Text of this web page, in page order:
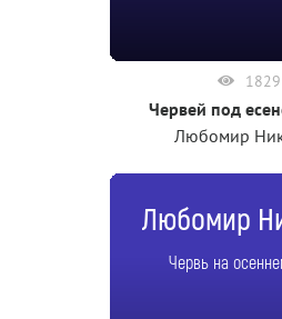
1829
Червей под
Любомир
Любомир
Червь на